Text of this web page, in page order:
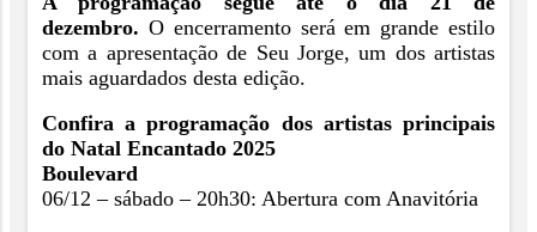
dezembro. O encerramento será em grande estilo
com a apresentação de Seu Jorge, um dos artistas
mais aguardados desta edição.
Confira a programação dos artistas principais
do Natal Encantado 2025
Boulevard
06/12 – sábado – 20h30: Abertura com Anavitória